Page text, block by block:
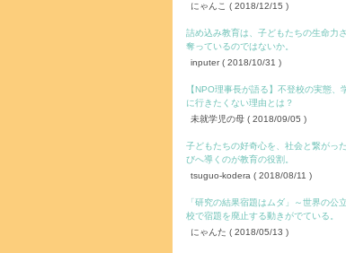
にゃんこ ( 2018/12/15 )
詰め込み教育は、子どもたちの生命力
奪っているのではないか。
inputer( 2018/10/31 )
【NPO理事長が語る】不登校の実態、
に行きたくない理由とは？
未就学児の母 ( 2018/09/05 )
子どもたちの好奇心を、社会と繋がっ
びへ導くのが教育の役割。
tsuguo-kodera ( 2018/08/11 )
「研究の結果宿題はムダ」～世界の公
校で宿題を廃止する動きがでている。
にゃんた ( 2018/05/13 )